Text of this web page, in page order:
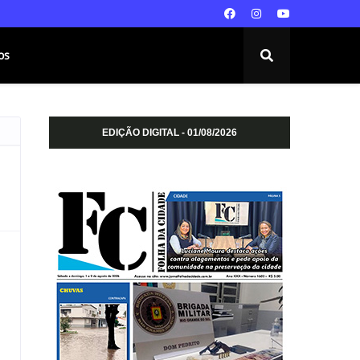
EDIÇÃO DIGITAL - 01/08/2026